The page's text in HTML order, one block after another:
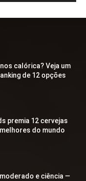
calórica? Veja um
de 12 opções
premia 12 cervejas
do mundo
e ciência —